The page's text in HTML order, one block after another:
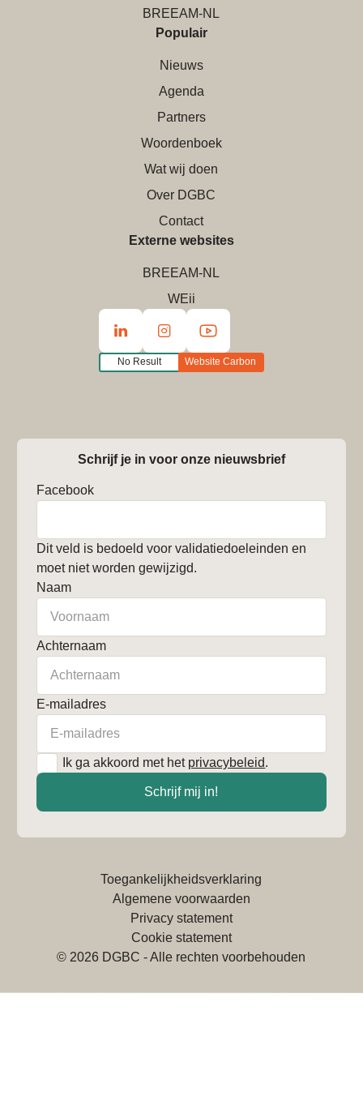
BREEAM-NL
Populair
Nieuws
Agenda
Partners
Woordenboek
Wat wij doen
Over DGBC
Contact
Externe websites
BREEAM-NL
WEii
No Result Website Carbon
Schrijf je in voor onze nieuwsbrief
Facebook
Dit veld is bedoeld voor validatiedoeleinden en
moet niet worden gewijzigd.
Naam
Achternaam
E-mailadres
Ik ga akkoord met het privacybeleid.
Schrijf mij in!
© 2026 DGBC - Alle rechten voorbehouden
Toegankelijkheidsverklaring
Algemene voorwaarden
Privacy statement
Cookie statement